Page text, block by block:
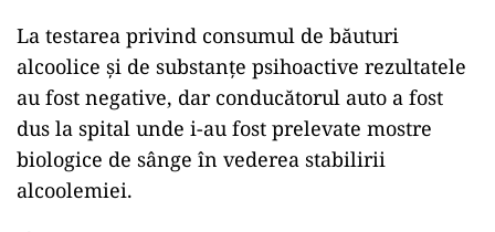
beneficiari ai protecţiei temporare.
Cei doi soți au fost transportați la Unitatea de
Primire Urgențe a Spitalului Clinic Județean de
Urgență Galați.